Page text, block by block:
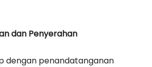
dan Penyerahan
dengan penandatanganan